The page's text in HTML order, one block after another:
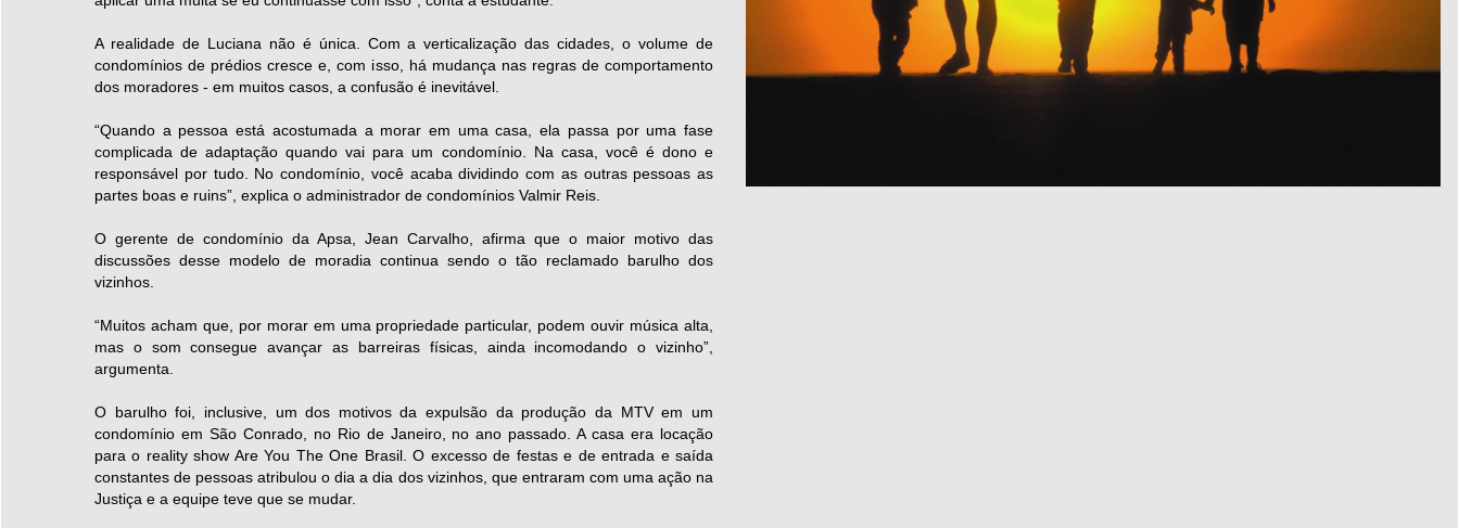
A realidade de Luciana não é única. Com a verticalização das cidades, o volume de
condomínios de prédios cresce e, com isso, há mudança nas regras de comportamento
dos moradores - em muitos casos, a confusão é inevitável.
“Quando a pessoa está acostumada a morar em uma casa, ela passa por uma fase
complicada de adaptação quando vai para um condomínio. Na casa, você é dono e
responsável por tudo. No condomínio, você acaba dividindo com as outras pessoas as
partes boas e ruins”, explica o administrador de condomínios Valmir Reis.
O gerente de condomínio da Apsa, Jean Carvalho, afirma que o maior motivo das
discussões desse modelo de moradia continua sendo o tão reclamado barulho dos
vizinhos.
“Muitos acham que, por morar em uma propriedade particular, podem ouvir música alta,
mas o som consegue avançar as barreiras físicas, ainda incomodando o vizinho”,
argumenta.
O barulho foi, inclusive, um dos motivos da expulsão da produção da MTV em um
condomínio em São Conrado, no Rio de Janeiro, no ano passado. A casa era locação
para o reality show Are You The One Brasil. O excesso de festas e de entrada e saída
constantes de pessoas atribulou o dia a dia dos vizinhos, que entraram com uma ação na
Justiça e a equipe teve que se mudar.